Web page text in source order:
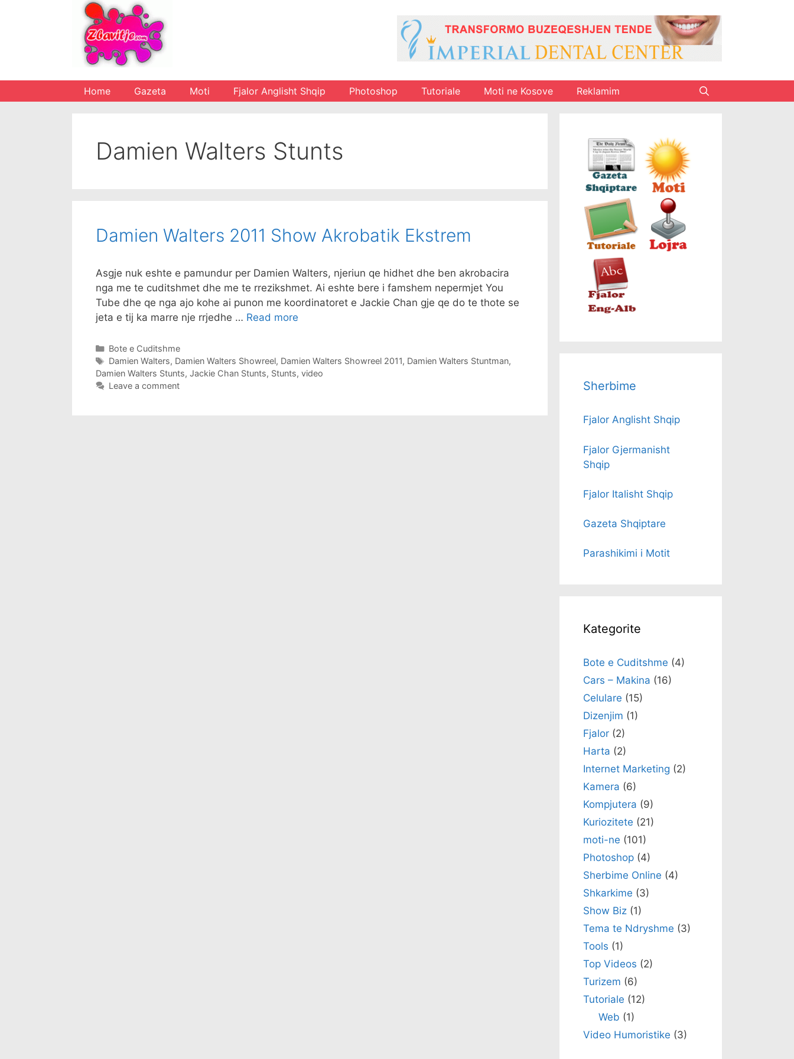
Home Gazeta Moti Fjalor Anglisht Shqip Photoshop Tutoriale Moti ne Kosove Reklamim
Damien Walters Stunts
Damien Walters 2011 Show Akrobatik Ekstrem
Asgje nuk eshte e pamundur per Damien Walters, njeriun qe hidhet dhe ben akrobacira
nga me te cuditshmet dhe me te rrezikshmet. Ai eshte bere i famshem nepermjet You
Tube dhe qe nga ajo kohe ai punon me koordinatoret e Jackie Chan gje qe do te thote se
jeta e tij ka marre nje rrjedhe … Read more
Categories
Bote e Cuditshme
Tags
Damien Walters, Damien Walters Showreel, Damien Walters Showreel 2011, Damien Walters Stuntman,
Damien Walters Stunts, Jackie Chan Stunts, Stunts, video
Leave a comment
Sherbime
Fjalor Anglisht Shqip
Fjalor Gjermanisht
Shqip
Fjalor Italisht Shqip
Gazeta Shqiptare
Parashikimi i Motit
Kategorite
Bote e Cuditshme (4)
Cars – Makina (16)
Celulare (15)
Dizenjim (1)
Fjalor (2)
Harta (2)
Internet Marketing (2)
Kamera (6)
Kompjutera (9)
Kuriozitete (21)
moti-ne (101)
Photoshop (4)
Sherbime Online (4)
Shkarkime (3)
Show Biz (1)
Tema te Ndryshme (3)
Tools (1)
Top Videos (2)
Turizem (6)
Tutoriale (12)
Web (1)
Video Humoristike (3)